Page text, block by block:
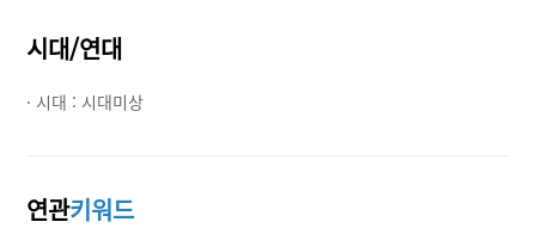
시대/연대
· 시대 : 시대미상
연관키워드